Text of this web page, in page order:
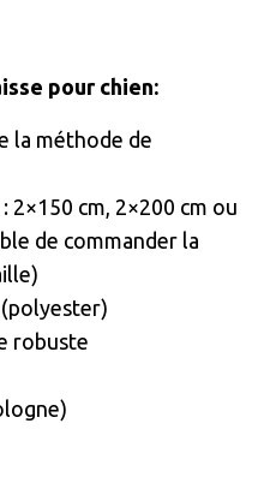
pour chien:
la méthode de
2×150 cm, 2×200 cm ou
de commander la
robuste